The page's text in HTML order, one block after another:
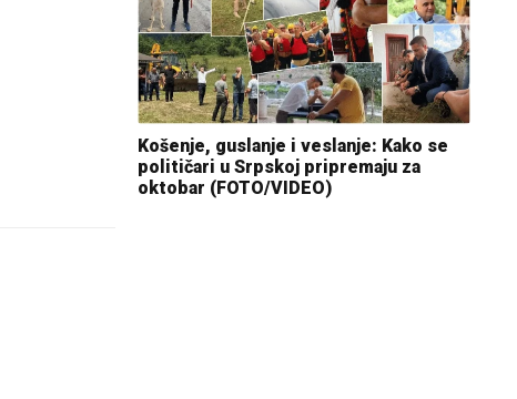
Košenje, guslanje i veslanje: Kako se
političari u Srpskoj pripremaju za
oktobar (FOTO/VIDEO)